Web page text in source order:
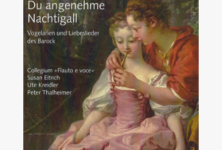
ZUM HÄNDLER
/
DETAILS